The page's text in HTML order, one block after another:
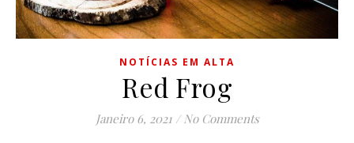
NOTÍCIAS EM ALTA
Red Frog
Janeiro 6, 2021 / No Comments